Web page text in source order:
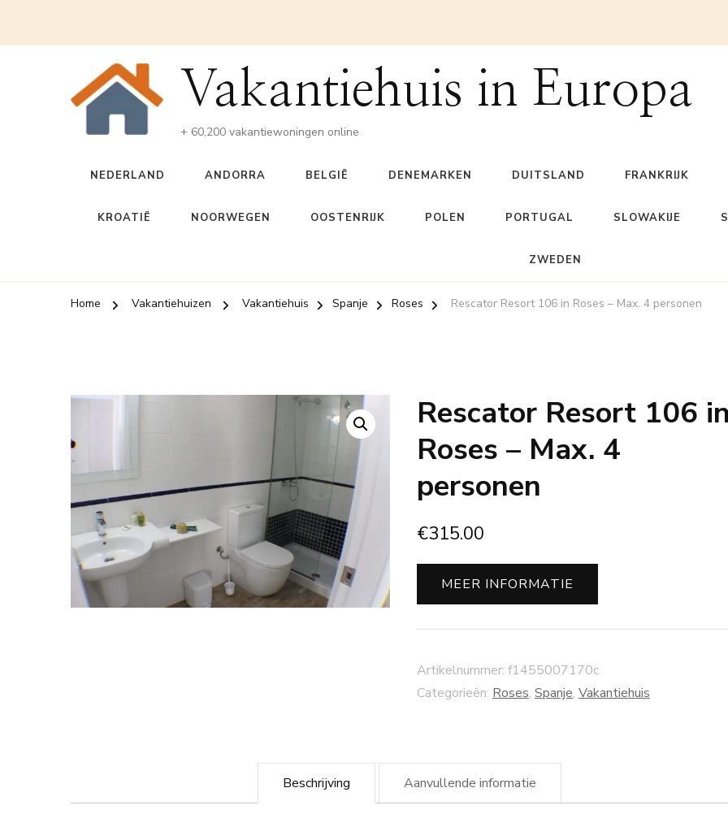
Vakantiehuis in Europa
+ 60,200 vakantiewoningen online
NEDERLAND ANDORRA BELGIË DENEMARKEN DUITSLAND FRANKRIJK
KROATIË NOORWEGEN OOSTENRIJK POLEN PORTUGAL SLOWAKIJE
ZWEDEN
Home Vakantiehuizen Vakantiehuis Spanje Roses Rescator Resort 106 in Roses – Max. 4 personen
Rescator Resort 106
Roses – Max. 4
personen
€315.00
MEER INFORMATIE
Artikelnummer: f1455007170c
Categorieën: Roses, Spanje, Vakantiehuis
Beschrijving Aanvullende informatie